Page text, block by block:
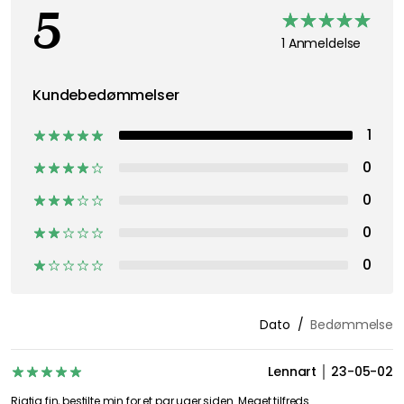
5 1 Anmeldelse
Kundebedømmelser
1
0
0
0
0
Dato Bedømmelse
Lennart 23-05-02
Rigtig fin, bestilte min for et par uger siden. Meget tilfreds